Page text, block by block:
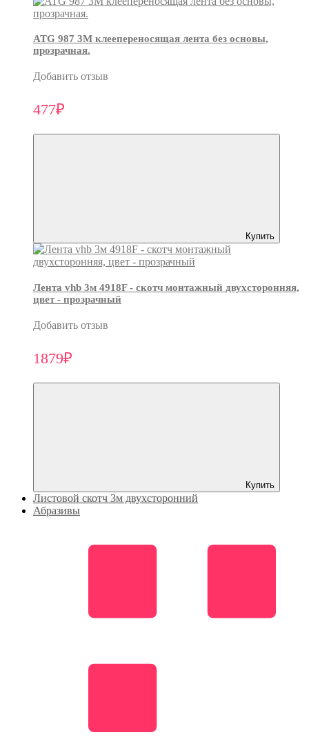
ATG 987 3М клеепереносящая лента без основы,
прозрачная.
Добавить отзыв
477₽
Купить
Лента vhb 3м 4918F - скотч монтажный двухсторонняя,
цвет - прозрачный
Добавить отзыв
1879₽
Купить
Листовой скотч 3м двухсторонний
Абразивы